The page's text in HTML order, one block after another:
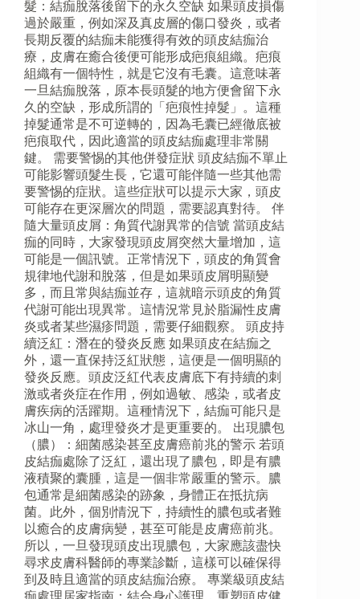
髮：結痂脫落後留下的永久空缺 如果頭皮損傷
過於嚴重，例如深及真皮層的傷口發炎，或者
長期反覆的結痂未能獲得有效的頭皮結痂治
療，皮膚在癒合後便可能形成疤痕組織。疤痕
組織有一個特性，就是它沒有毛囊。這意味著
一旦結痂脫落，原本長頭髮的地方便會留下永
久的空缺，形成所謂的「疤痕性掉髮」。這種
掉髮通常是不可逆轉的，因為毛囊已經徹底被
疤痕取代，因此適當的頭皮結痂處理非常關
鍵。 需要警惕的其他併發症狀 頭皮結痂不單止
可能影響頭髮生長，它還可能伴隨一些其他需
要警惕的症狀。這些症狀可以提示大家，頭皮
可能存在更深層次的問題，需要認真對待。 伴
隨大量頭皮屑：角質代謝異常的信號 當頭皮結
痂的同時，大家發現頭皮屑突然大量增加，這
可能是一個訊號。正常情況下，頭皮的角質會
規律地代謝和脫落，但是如果頭皮屑明顯變
多，而且常與結痂並存，這就暗示頭皮的角質
代謝可能出現異常。這情況常見於脂漏性皮膚
炎或者某些濕疹問題，需要仔細觀察。 頭皮持
續泛紅：潛在的發炎反應 如果頭皮在結痂之
外，還一直保持泛紅狀態，這便是一個明顯的
發炎反應。頭皮泛紅代表皮膚底下有持續的刺
激或者炎症在作用，例如過敏、感染，或者皮
膚疾病的活躍期。這種情況下，結痂可能只是
冰山一角，處理發炎才是更重要的。 出現膿包
（膿）：細菌感染甚至皮膚癌前兆的警示 若頭
皮結痂處除了泛紅，還出現了膿包，即是有膿
液積聚的囊腫，這是一個非常嚴重的警示。膿
包通常是細菌感染的跡象，身體正在抵抗病
菌。此外，個別情況下，持續性的膿包或者難
以癒合的皮膚病變，甚至可能是皮膚癌前兆。
所以，一旦發現頭皮出現膿包，大家應該盡快
尋求皮膚科醫師的專業診斷，這樣可以確保得
到及時且適當的頭皮結痂治療。 專業級頭皮結
痂處理居家指南：結合身心護理，重塑頭皮健